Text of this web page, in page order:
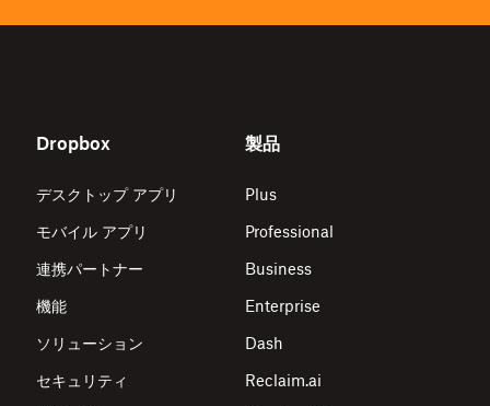
Dropbox
デスクトップ アプリ
モバイル アプリ
連携パートナー
機能
ソリューション
セキュリティ
製品
Plus
Professional
Business
Enterprise
Dash
Reclaim.ai